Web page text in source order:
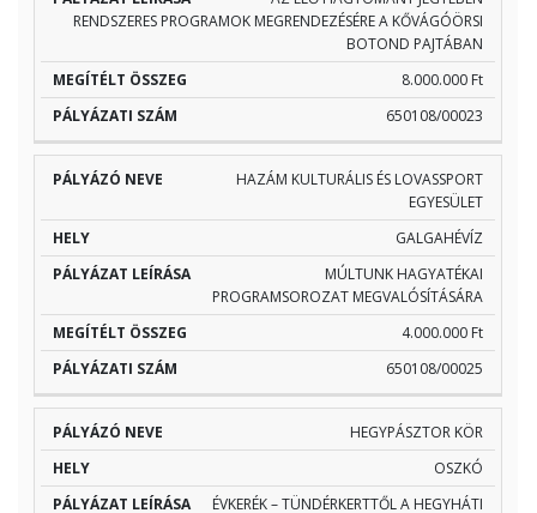
RENDSZERES PROGRAMOK MEGRENDEZÉSÉRE A KŐVÁGÓÖRSI
BOTOND PAJTÁBAN
8.000.000 Ft
650108/00023
HAZÁM KULTURÁLIS ÉS LOVASSPORT
EGYESÜLET
GALGAHÉVÍZ
MÚLTUNK HAGYATÉKAI
PROGRAMSOROZAT MEGVALÓSÍTÁSÁRA
4.000.000 Ft
650108/00025
HEGYPÁSZTOR KÖR
OSZKÓ
ÉVKERÉK – TÜNDÉRKERTTŐL A HEGYHÁTI